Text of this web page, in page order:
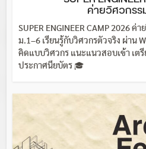
ค่ายวิศวกร
SUPER ENGINEER CAMP 2026
ม.1–6 เรียนรู้กับวิศวกรตัวจริง ผ่าน
คิดแบบวิศวกร แนะแนวสอบเข้า เต
ประกาศนียบัตร 🎓